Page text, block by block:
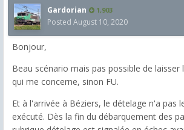
Gardorian 1,903
Posted August 10, 2020
Bonjour,
Beau scénario mais pas possible de laisser
qui me concerne, sinon FU.
Et à l'arrivée à Béziers, le dételage n'a pas
exécuté. Dès la fin du débarquement des